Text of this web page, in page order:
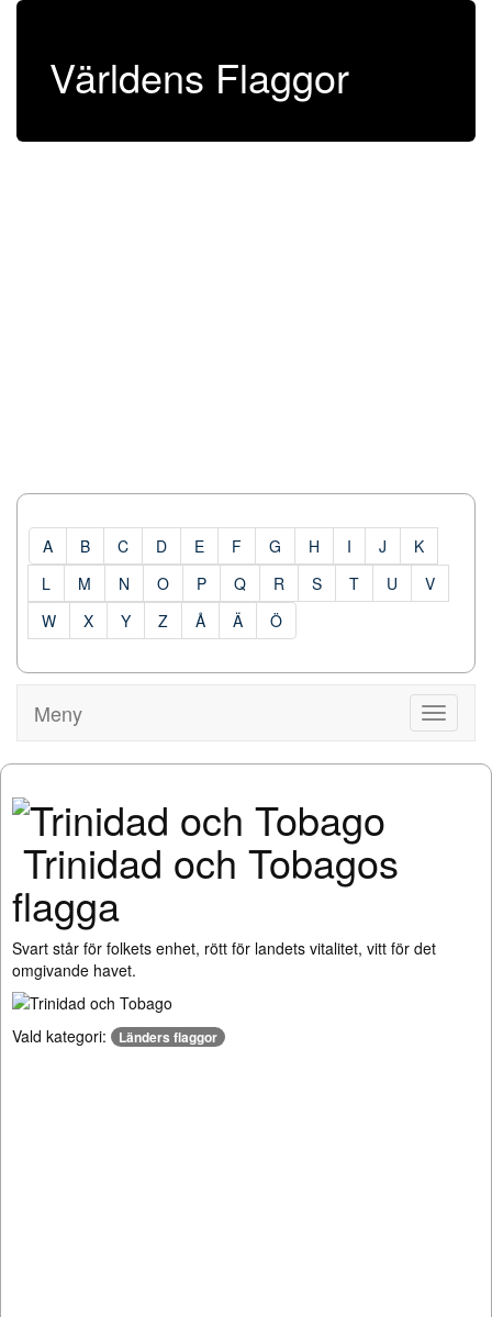
Världens Flaggor
A B C D E F G H I J
K
L
M N O P Q R S T U
V
W
X Y Z Å Ä Ö
Visa
Meny
Meny
Trinidad och Tobagos
flagga
Svart står för folkets enhet, rött för landets vitalitet, vitt för det
omgivande havet.
Vald kategori: Länders flaggor